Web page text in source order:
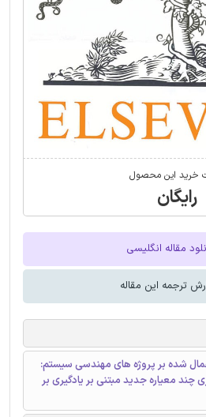
خرید این محصول
رایگان
مقاله انگلیسی
ترجمه این مقاله
شده بر پروژه های مهندسی سیستم:
چند معیاره جدید مبتنی بر یادگیری بر